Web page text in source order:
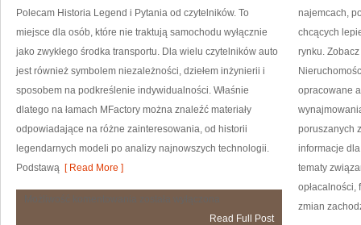
Polecam Historia Legend i Pytania od czytelników. To
miejsce dla osób, które nie traktują samochodu wyłącznie
jako zwykłego środka transportu. Dla wielu czytelników auto
jest również symbolem niezależności, dziełem inżynierii i
sposobem na podkreślenie indywidualności. Właśnie
dlatego na łamach MFactory można znaleźć materiały
odpowiadające na różne zainteresowania, od historii
legendarnych modeli po analizy najnowszych technologii.
Podstawą [ Read More ]
Read Full Post
najemcach,
chcących
rynku.
opracowane
poruszanych
informacje
tematy
zmian